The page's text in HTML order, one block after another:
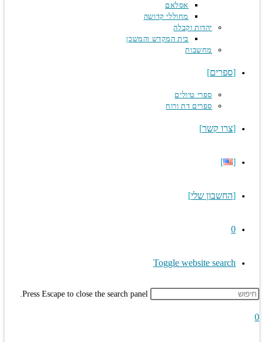
אסלאם
מחוללי קדושה
יהדות וקבלה
בית המקדש והמשכן
מחשבות
ספרים
ספרי טיולים
ספרים דת ורוח
צרו קשר
החשבון שלי
Toggle website search
Press Escape to close the search panel.